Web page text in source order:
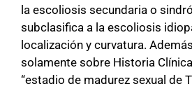
la escoliosis secundaria o
subclasifica a la escoliosis
localización y curvatura.
solamente sobre Historia
“estadio de madurez sexual de